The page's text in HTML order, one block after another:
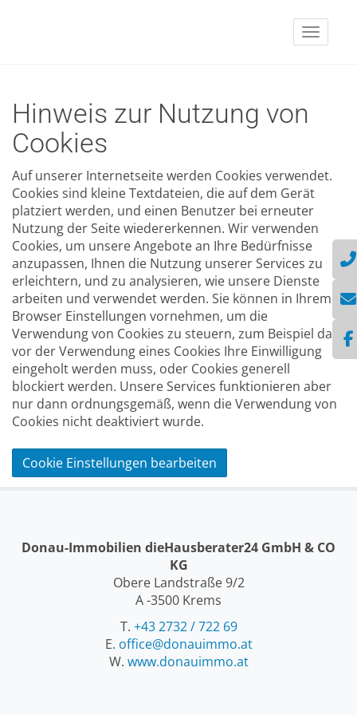
Hinweis zur Nutzung von
Cookies
Auf unserer Internetseite werden Cookies verwendet.
Cookies sind kleine Textdateien, die auf dem Gerät
platziert werden, und einen Benutzer bei erneuter
Nutzung der Seite wiedererkennen. Wir verwenden
Cookies, um unsere Angebote an Ihre Bedürfnisse
anzupassen, Ihnen die Nutzung unserer Services zu
erleichtern, und zu analysieren, wie unsere Dienste
arbeiten und verwendet werden. Sie können in Ihrem
Browser Einstellungen vornehmen, um die
Verwendung von Cookies zu steuern, zum Beispiel dass
vor der Verwendung eines Cookies Ihre Einwilligung
eingeholt werden muss, oder Cookies generell
blockiert werden. Unsere Services funktionieren aber
nur dann ordnungsgemäß, wenn die Verwendung von
Cookies nicht deaktiviert wurde.
Cookie Einstellungen bearbeiten
Donau-Immobilien dieHausberater24 GmbH & CO
KG
Obere Landstraße 9/2
A -3500 Krems
T. +43 2732 / 722 69
E. office@donauimmo.at
W. www.donauimmo.at